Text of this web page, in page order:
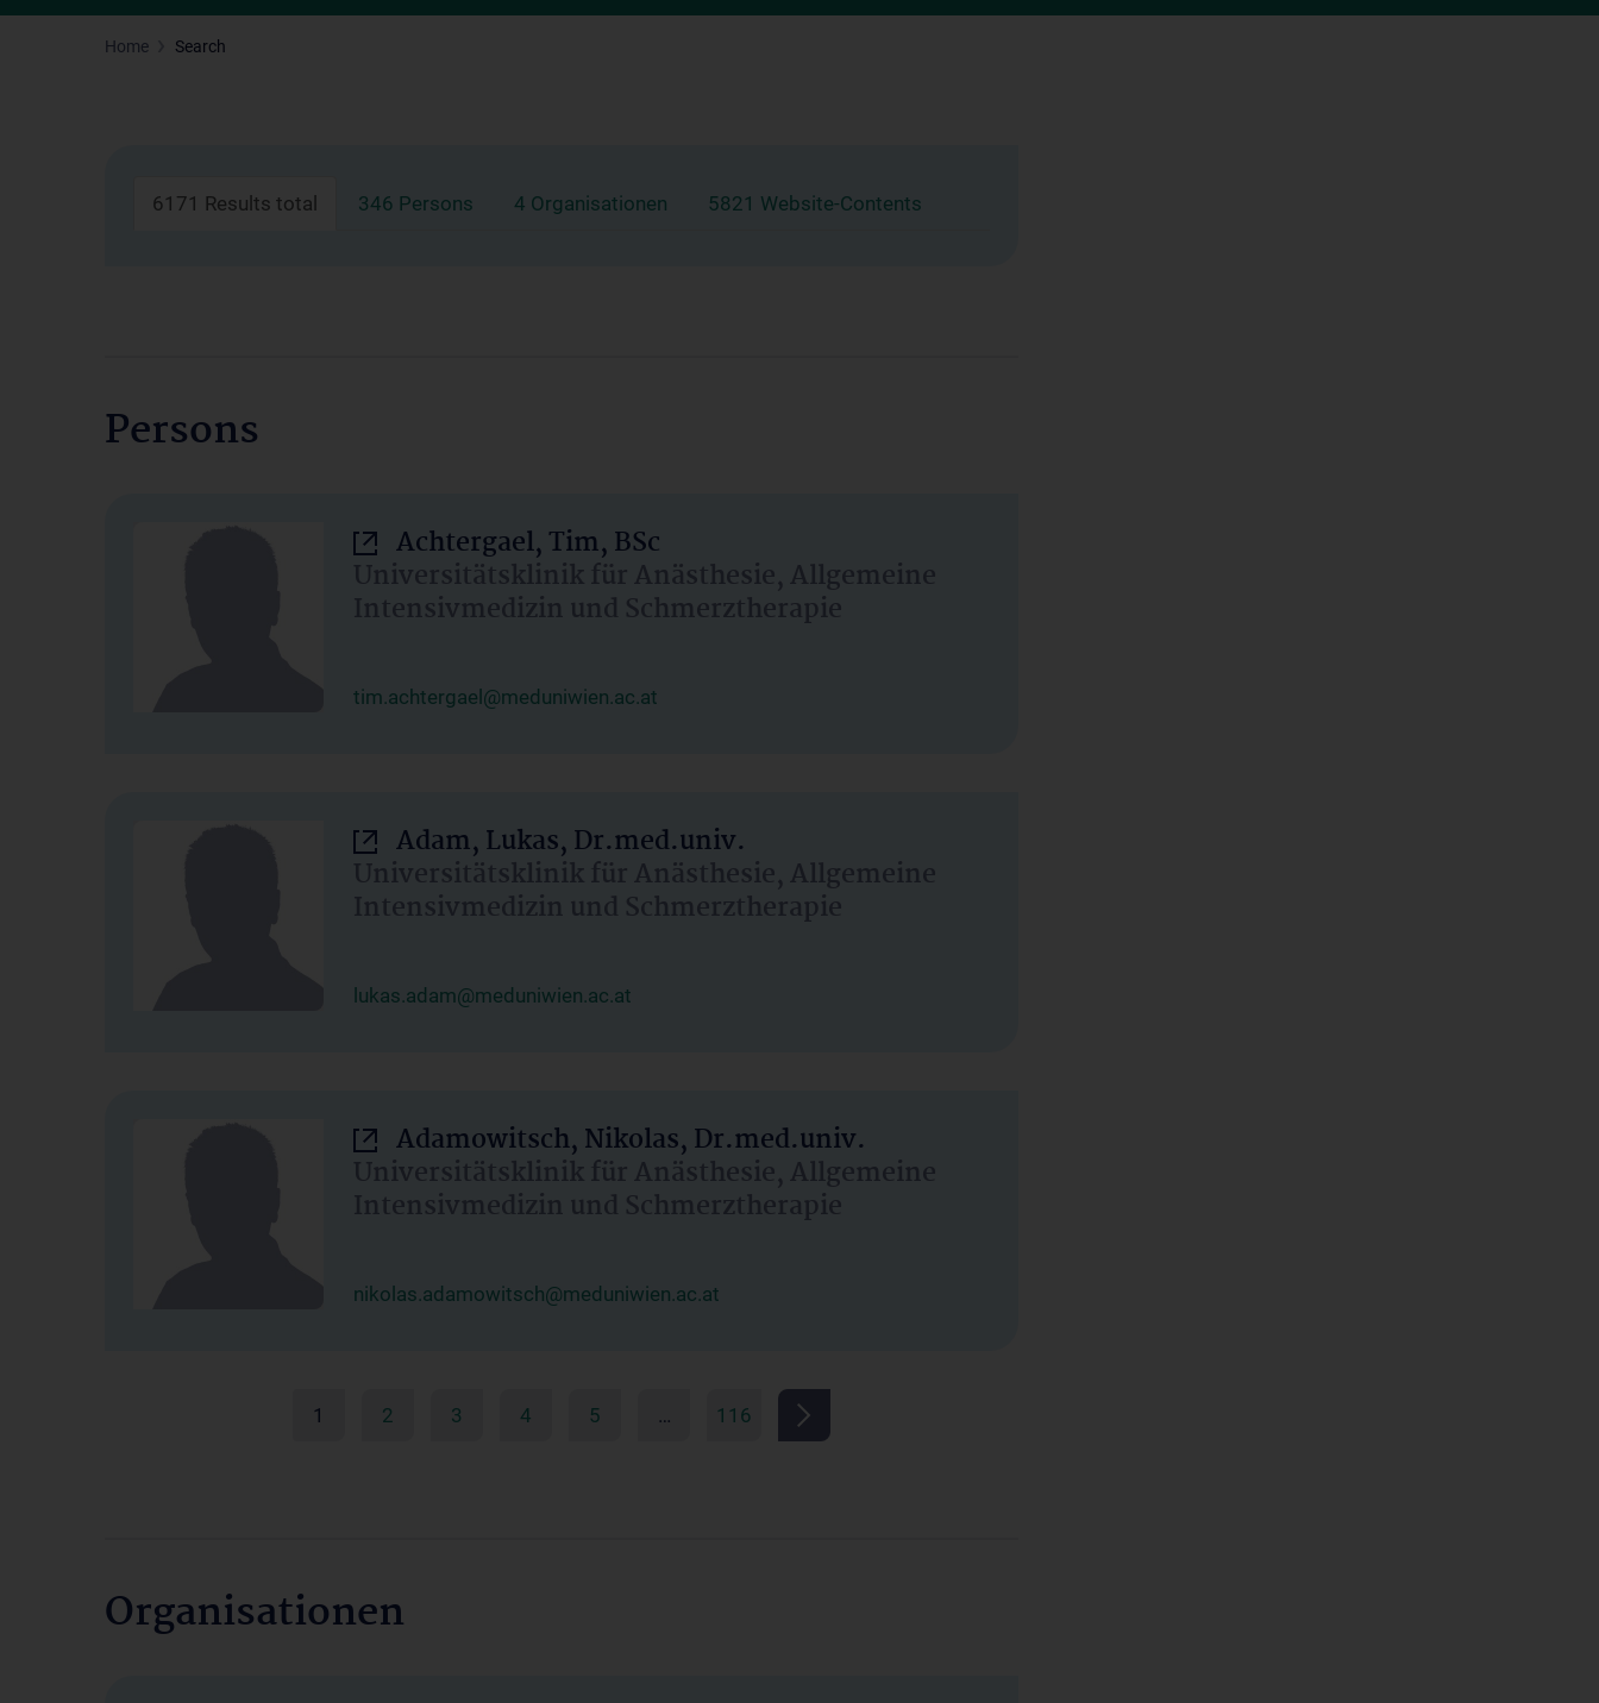
Home Search
6171 Results total 346 Persons 4 Organisationen 5821 Website-Contents
Persons
Achtergael, Tim, BSc
Universitätsklinik für Anästhesie, Allgemeine
Intensivmedizin und Schmerztherapie
tim.achtergael@meduniwien.ac.at
Adam, Lukas, Dr.med.univ.
Universitätsklinik für Anästhesie, Allgemeine
Intensivmedizin und Schmerztherapie
lukas.adam@meduniwien.ac.at
Adamowitsch, Nikolas, Dr.med.univ.
Universitätsklinik für Anästhesie, Allgemeine
Intensivmedizin und Schmerztherapie
nikolas.adamowitsch@meduniwien.ac.at
1 2 3 4 5 … 116
Organisationen